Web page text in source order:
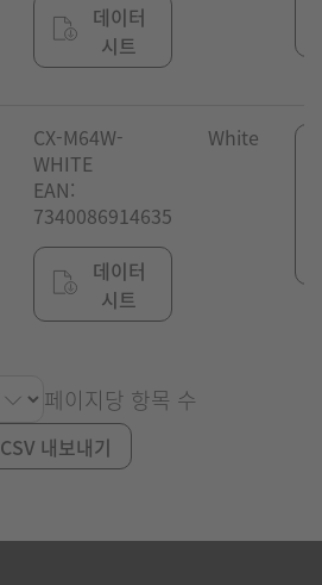
데이터
시트
CX-M64W-
WHITE
EAN:
7340086914635
데이터
시트
White
페이지당 항목 수
CSV 내보내기